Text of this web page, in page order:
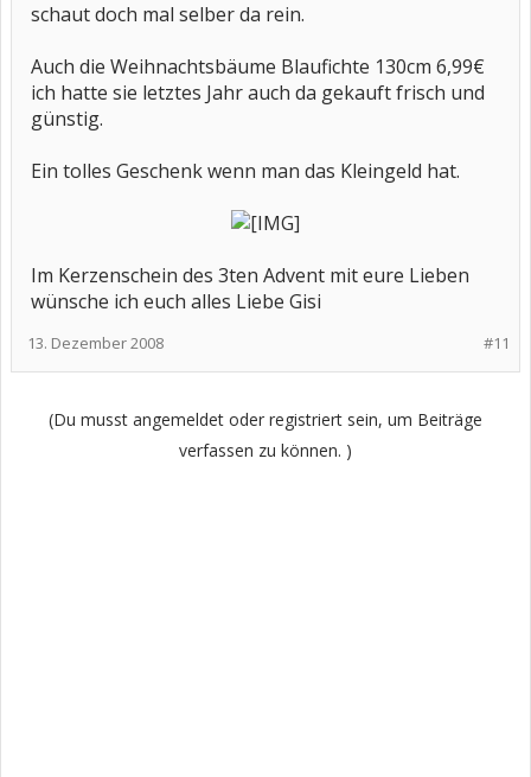
schaut doch mal selber da rein.
Auch die Weihnachtsbäume Blaufichte 130cm 6,99€
ich hatte sie letztes Jahr auch da gekauft frisch und
günstig.
Ein tolles Geschenk wenn man das Kleingeld hat.
Im Kerzenschein des 3ten Advent mit eure Lieben
wünsche ich euch alles Liebe Gisi
#11
13. Dezember 2008
(Du musst angemeldet oder registriert sein, um Beiträge
verfassen zu können. )